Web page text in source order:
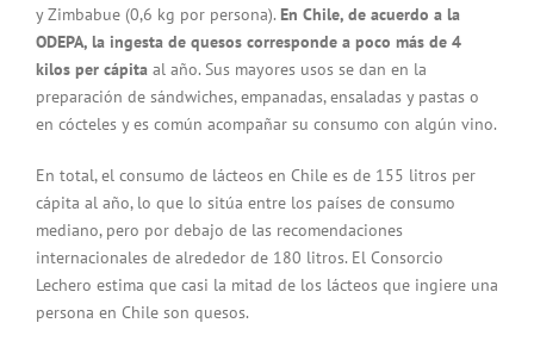
y Zimbabue (0,6 kg por persona). En Chile, de acuerdo a la
ODEPA, la ingesta de quesos corresponde a poco más de 4
kilos per cápita al año. Sus mayores usos se dan en la
preparación de sándwiches, empanadas, ensaladas y pastas o
en cócteles y es común acompañar su consumo con algún vino.
En total, el consumo de lácteos en Chile es de 155 litros per
cápita al año, lo que lo sitúa entre los países de consumo
mediano, pero por debajo de las recomendaciones
internacionales de alrededor de 180 litros. El Consorcio
Lechero estima que casi la mitad de los lácteos que ingiere una
persona en Chile son quesos.